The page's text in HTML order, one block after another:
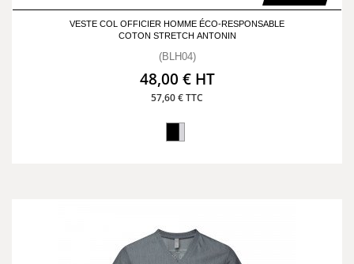
VESTE COL OFFICIER HOMME ÉCO-RESPONSABLE
COTON STRETCH ANTONIN
(BLH04)
48,00 € HT
57,60 € TTC